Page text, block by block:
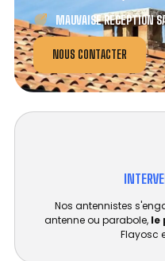
MAUVAISE RÉCEPTION
NOUS CONTACTER
Nos antennistes
antenne ou parabole, le
Flayosc